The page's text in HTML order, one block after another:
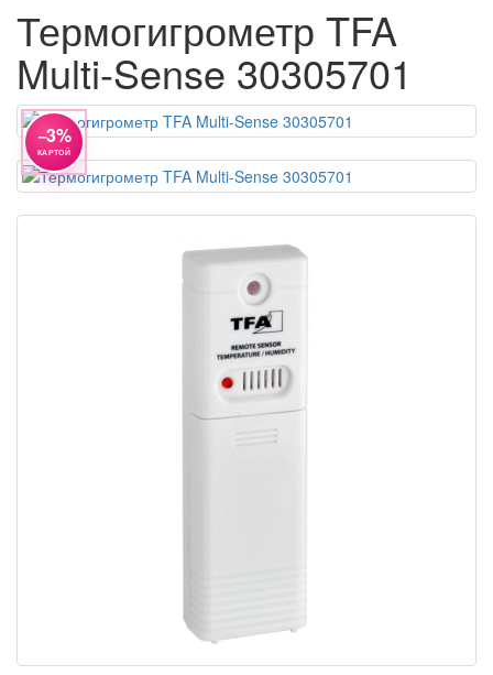
Термогигрометр TFA
Multi-Sense 30305701
−3%
КАРТОЙ